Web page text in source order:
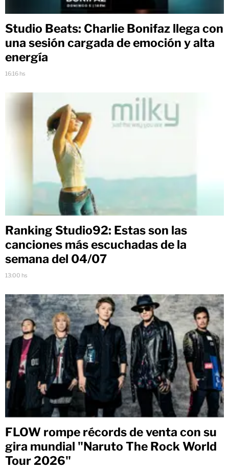
Studio Beats: Charlie Bonifaz llega con
una sesión cargada de emoción y alta
energía
16:16 hs
Ranking Studio92: Estas son las
canciones más escuchadas de la
semana del 04/07
13:00 hs
FLOW rompe récords de venta con su
gira mundial "Naruto The Rock World
Tour 2026"